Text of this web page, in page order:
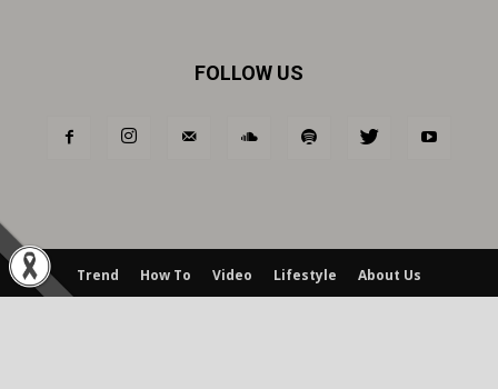
FOLLOW US
Trend How To Video Lifestyle About Us